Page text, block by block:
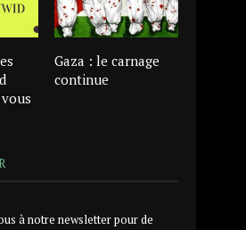
Gaza : le carnage
continue
à notre newsletter pour de